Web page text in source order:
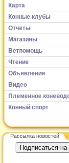
Карта
Конные клубы
Отчеты
Магазины
Ветпомощь
Чтение
Объявления
Видео
Племенное
Конный спорт
Рассылка новостей